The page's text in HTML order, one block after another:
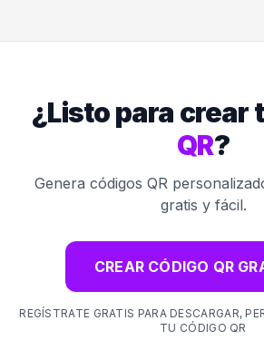
¿Listo para crear
QR?
Genera códigos QR
gratis y fácil.
CREAR CÓDIGO QR
REGÍSTRATE GRATIS PARA DESCARGAR,
TU CÓDIGO QR